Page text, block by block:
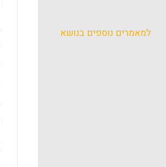
למאמרים נוספים בנושא